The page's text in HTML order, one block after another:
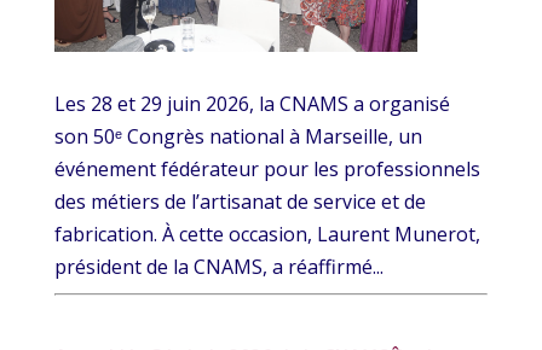
Les 28 et 29 juin 2026, la CNAMS a organisé
son 50ᵉ Congrès national à Marseille, un
événement fédérateur pour les professionnels
des métiers de l’artisanat de service et de
fabrication. À cette occasion, Laurent Munerot,
président de la CNAMS, a réaffirmé...